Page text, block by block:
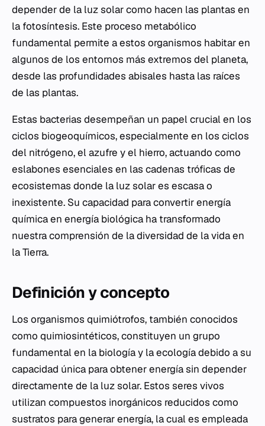
depender de la luz solar como hacen las plantas en
la fotosíntesis. Este proceso metabólico
fundamental permite a estos organismos habitar en
algunos de los entornos más extremos del planeta,
desde las profundidades abisales hasta las raíces
de las plantas.
Estas bacterias desempeñan un papel crucial en los
ciclos biogeoquímicos, especialmente en los ciclos
del nitrógeno, el azufre y el hierro, actuando como
eslabones esenciales en las cadenas tróficas de
ecosistemas donde la luz solar es escasa o
inexistente. Su capacidad para convertir energía
química en energía biológica ha transformado
nuestra comprensión de la diversidad de la vida en
la Tierra.
Definición y concepto
Los organismos quimiótrofos, también conocidos
como quimiosintéticos, constituyen un grupo
fundamental en la biología y la ecología debido a su
capacidad única para obtener energía sin depender
directamente de la luz solar. Estos seres vivos
utilizan compuestos inorgánicos reducidos como
sustratos para generar energía, la cual es empleada